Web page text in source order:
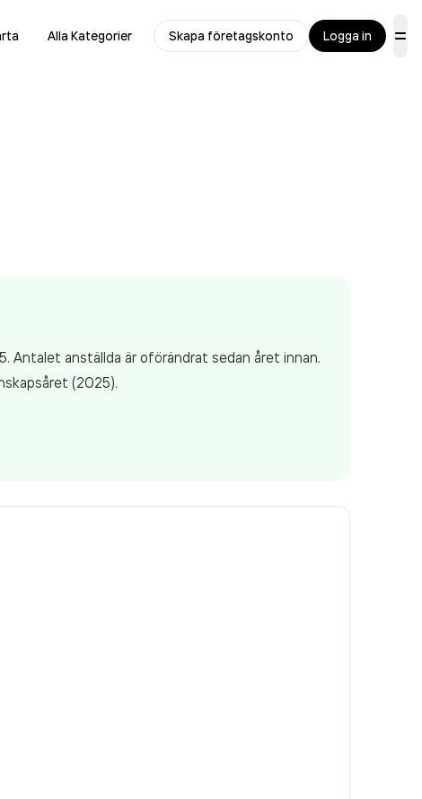
Alla Kategorier Skapa företagskonto Logga in
Antalet anställda är oförändrat sedan året innan.
(2025).